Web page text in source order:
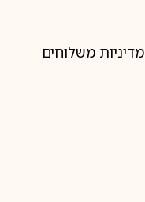
מדיניות משלוחים